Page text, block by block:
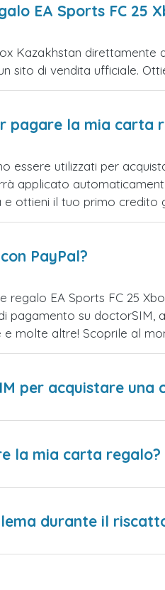
EA Sports FC 25
Kazakhstan
sito di vendita ufficiale.
pagare la mia carta
essere utilizzati per
applicato
e ottieni il tuo primo credito
PayPal?
regalo EA Sports FC 25
pagamento su doctorSIM,
molte altre! Scoprile al
per acquistare una
la mia carta regalo?
durante il